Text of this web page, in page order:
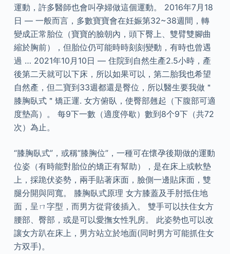
運動，許多醫師也會叫孕婦做這個運動。 2016年7月18
日 — 一般而言，多數寶寶會在妊娠第32~38週間，轉
變成正常胎位（寶寶的臉朝內，頭下臀上、雙臂雙腳曲
縮於胸前），但胎位仍可能時時刻刻變動，有時也曾遇
過 … 2021年10月10日 — 住院到自然生產2.5小時，產
後第二天就可以下床，所以如果可以，第二胎我也希望
自然產，但二寶到33週都還是臀位，所以醫生要我做＂
膝胸臥式＂矯正運. 女方俯臥，使臀部翹起（下腹部可適
度墊高）。 每9下一數（適度停歇）數到8个9下（共72
次）為止。
“膝胸臥式”，或稱“膝胸位”，一種可在懷孕後期做的運動
位姿（有時能對胎位的矯正有幫助），是在床上或軟墊
上，採跪伏姿勢，兩手貼著床面，臉側一邊貼床面，雙
腿分開與同寬。 膝胸臥式原理 女方膝蓋及手肘抵住地
面，呈ㄇ字型，而男方從背後插入。 雙手可以扶住女方
腰部、臀部，或是可以愛撫女性乳房。 此姿勢也可以改
讓女方趴在床上，男方站立於地面(同时男方可能抓住女
方双手)。